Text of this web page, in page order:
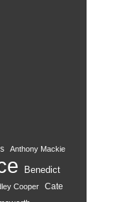
Anthony Mackie
Benedict
Cooper
Cate